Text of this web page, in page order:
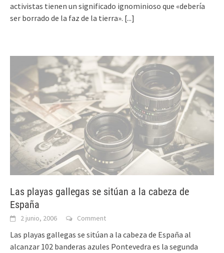
activistas tienen un significado ignominioso que «debería
ser borrado de la faz de la tierra». [...]
Las playas gallegas se sitúan a la cabeza de
España
2 junio, 2006 Comment
Las playas gallegas se sitúan a la cabeza de España al
alcanzar 102 banderas azules Pontevedra es la segunda